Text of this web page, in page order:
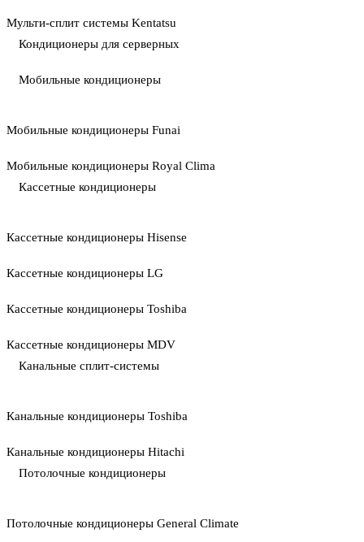
Мульти-сплит системы Kentatsu
Кондиционеры для серверных
Мобильные кондиционеры
Мобильные кондиционеры Funai
Мобильные кондиционеры Royal Clima
Кассетные кондиционеры
Кассетные кондиционеры Hisense
Кассетные кондиционеры LG
Кассетные кондиционеры Toshiba
Кассетные кондиционеры MDV
Канальные сплит-системы
Канальные кондиционеры Toshiba
Канальные кондиционеры Hitachi
Потолочные кондиционеры
Потолочные кондиционеры General Climate